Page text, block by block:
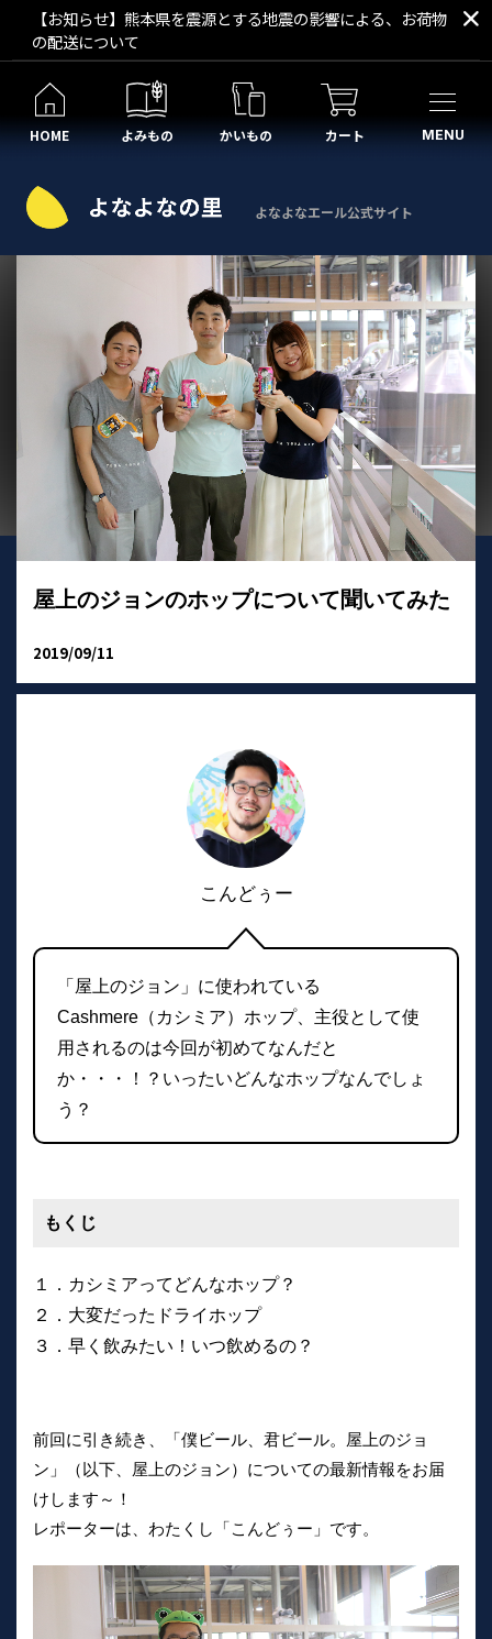
【お知らせ】熊本県を震源とする地震の影響による、お荷物
の配送について
HOME よみもの かいもの カート MENU
よなよなエール公式サイト
屋上のジョンのホップについて聞いてみた
2019/09/11
こんどぅー
「屋上のジョン」に使われている
Cashmere（カシミア）ホップ、主役として使
用されるのは今回が初めてなんだと
か・・・！？いったいどんなホップなんでしょ
う？
もくじ
１．カシミアってどんなホップ？
２．大変だったドライホップ
３．早く飲みたい！いつ飲めるの？
前回に引き続き、「僕ビール、君ビール。屋上のジョ
ン」（以下、屋上のジョン）についての最新情報をお届
けします～！
レポーターは、わたくし「こんどぅー」です。